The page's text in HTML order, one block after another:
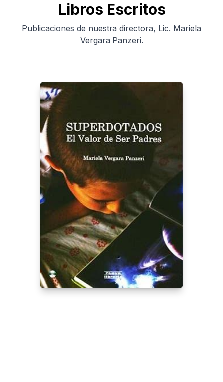
Libros Escritos
Publicaciones de nuestra directora, Lic. Mariela
Vergara Panzeri.